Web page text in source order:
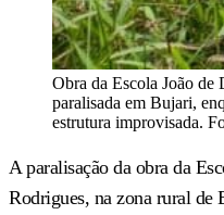
Obra da Escola João de
paralisada em Bujari,
estrutura improvisada.
A paralisação da obra da
Rodrigues, na zona rural de